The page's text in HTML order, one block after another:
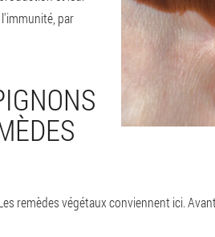
par
remèdes végétaux conviennent ici.